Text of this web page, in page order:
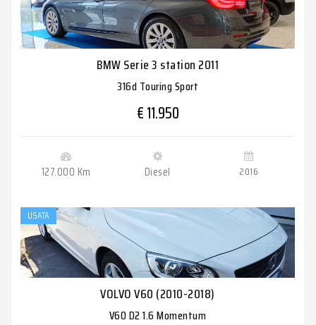
BMW Serie 3 station 2011
316d Touring Sport
€ 11.950
127.000 Km Diesel 2016
USATA
VOLVO V60 (2010-2018)
V60 D2 1.6 Momentum